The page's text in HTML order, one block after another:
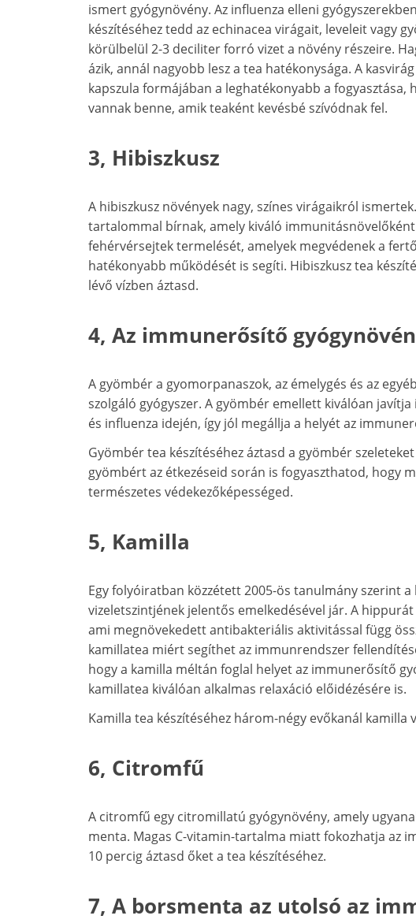
ismert gyógynövény. Az influenza elleni
készítéséhez tedd az echinacea virágait, leveleit vagy
körülbelül 2-3 deciliter forró vizet a növény részeire.
ázik, annál nagyobb lesz a tea hatékonysága. A
kapszula formájában a leghatékonyabb a
vannak benne, amik teaként kevésbé szívódnak fel.
3, Hibiszkusz
A hibiszkusz növények nagy, színes virágaikról
tartalommal bírnak, amely kiváló
fehérvérsejtek termelését, amelyek megvédenek a
hatékonyabb működését is segíti. Hibiszkusz tea
lévő vízben áztasd.
4, Az immunerősítő
A gyömbér a gyomorpanaszok, az émelygés és az
szolgáló gyógyszer. A gyömbér emellett kiválóan
és influenza idején, így jól megállja a helyét az
Gyömbér tea készítéséhez áztasd a gyömbér
gyömbért az étkezéseid során is fogyaszthatod, hogy
természetes védekezőképességed.
5, Kamilla
Egy folyóiratban közzétett 2005-ös tanulmány szerint
vizeletszintjének jelentős emelkedésével jár. A
ami megnövekedett antibakteriális aktivitással függ
kamillatea miért segíthet az immunrendszer
hogy a kamilla méltán foglal helyet az immunerősítő
kamillatea kiválóan alkalmas relaxáció előidézésére is.
Kamilla tea készítéséhez három-négy evőkanál
6, Citromfű
A citromfű egy citromillatú gyógynövény, amely
menta. Magas C-vitamin-tartalma miatt fokozhatja az
10 percig áztasd őket a tea készítéséhez.
7, A borsmenta az utolsó az